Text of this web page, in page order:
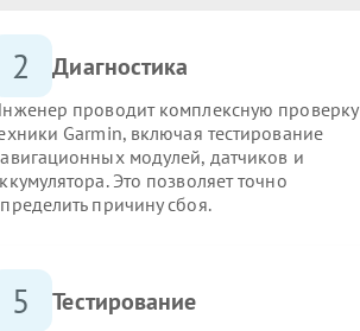
2 Диагностика
проводит комплексную проверку
Garmin, включая тестирование
модулей, датчиков и
Это позволяет точно
причину сбоя.
5 Тестирование